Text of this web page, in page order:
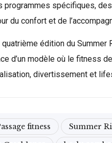
programmes spécifiques,
du confort et de
édition du
d’un modèle où le fitness
divertissement et
fitness Summer